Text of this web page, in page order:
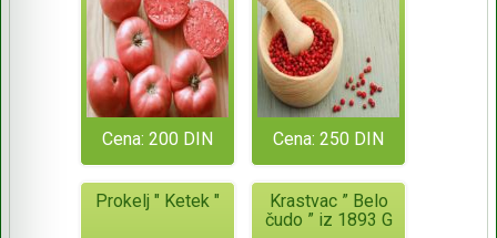
Cena: 200 DIN Cena: 250 DIN
Prokelj " Ketek "
Krastvac ” Belo
čudo ” iz 1893 G